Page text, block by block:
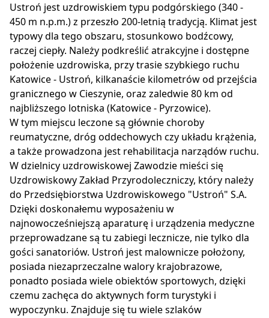
Ustroń jest uzdrowiskiem typu podgórskiego (340 -
450 m n.p.m.) z przeszło 200-letnią tradycją. Klimat jest
typowy dla tego obszaru, stosunkowo bodźcowy,
raczej ciepły. Należy podkreślić atrakcyjne i dostępne
położenie uzdrowiska, przy trasie szybkiego ruchu
Katowice - Ustroń, kilkanaście kilometrów od przejścia
granicznego w Cieszynie, oraz zaledwie 80 km od
najbliższego lotniska (Katowice - Pyrzowice).
W tym miejscu leczone są głównie choroby
reumatyczne, dróg oddechowych czy układu krążenia,
a także prowadzona jest rehabilitacja narządów ruchu.
W dzielnicy uzdrowiskowej Zawodzie mieści się
Uzdrowiskowy Zakład Przyrodoleczniczy, który należy
do Przedsiębiorstwa Uzdrowiskowego "Ustroń" S.A.
Dzięki doskonałemu wyposażeniu w
najnowocześniejszą aparaturę i urządzenia medyczne
przeprowadzane są tu zabiegi lecznicze, nie tylko dla
gości sanatoriów. Ustroń jest malownicze położony,
posiada niezaprzeczalne walory krajobrazowe,
ponadto posiada wiele obiektów sportowych, dzięki
czemu zachęca do aktywnych form turystyki i
wypoczynku. Znajduje się tu wiele szlaków